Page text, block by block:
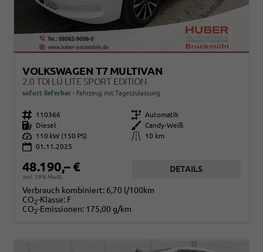
VOLKSWAGEN T7 MULTIVAN
2.0 TDI LÜ LITE SPORT EDITION
sofort lieferbar Fahrzeug mit Tageszulassung
Fahrzeugnr. 110366 Getriebe Automatik
Kraftstoff
Diesel Außenfarbe
Candy-Weiß
Leistung
110 kW (150 PS) Kilometerstand
10 km
01.11.2025
48.190,– €
incl. 19% MwSt.
DETAILS
Verbrauch kombiniert: 6,70 l/100km
CO2-Klasse: F
CO2-Emissionen: 175,00 g/km